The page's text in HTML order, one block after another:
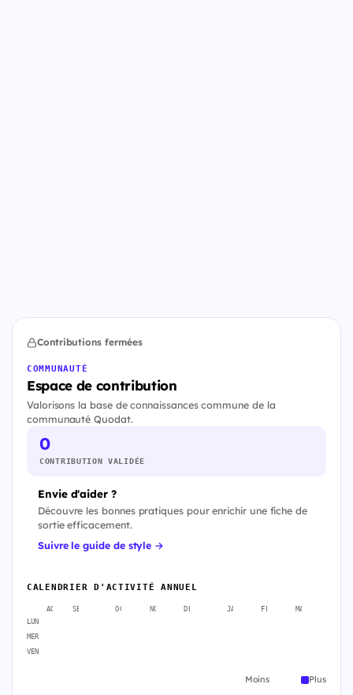
Contributions fermées
COMMUNAUTÉ
Espace de contribution
Valorisons la base de connaissances commune de la
communauté Quodat.
0
CONTRIBUTION VALIDÉE
Envie d'aider ?
Découvre les bonnes pratiques pour enrichir une fiche de
sortie efficacement.
Suivre le guide de style →
CALENDRIER D'ACTIVITÉ ANNUEL
AOÛT SEPT. OCT. NOV. DÉC. JANV. FÉVR. MARS
LUN
MER
VEN
Moins Plus